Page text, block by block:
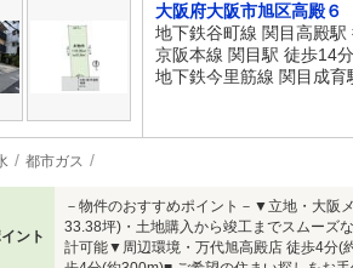
大阪府大阪市旭区高殿６
地下鉄谷町線 関目高殿駅
京阪本線 関目駅 徒歩14分
地下鉄今里筋線 関目成育
都市ガス
ント
－物件のおすすめポイント－▼立地・大阪
33.38坪)・土地購入から竣工までスムーズ
計可能▼周辺環境・万代旭高殿店 徒歩4分(